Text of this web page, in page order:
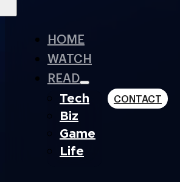
HOME
WATCH
READ
Tech
Biz
Game
Life
CONTACT